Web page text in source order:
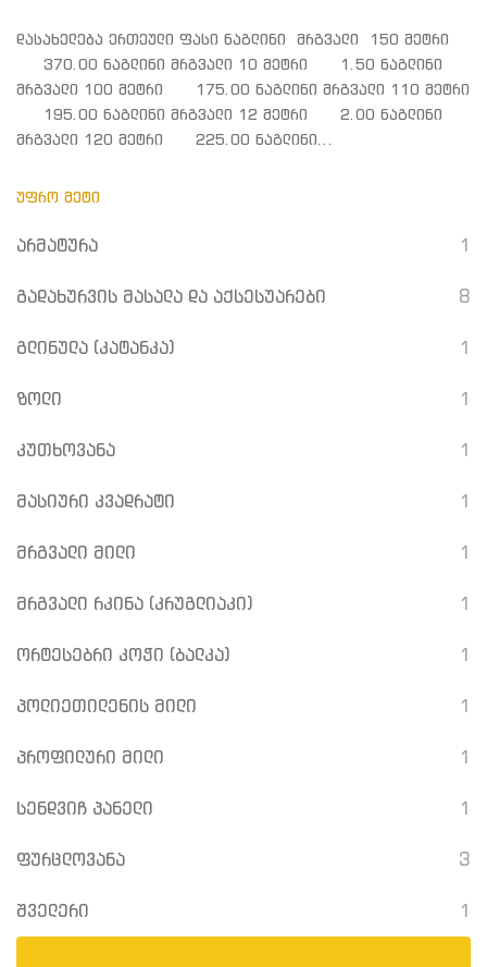
დასახელება ერთეული ფასი ნაგლინი მრგვალი 150 მეტრი
370.00 ნაგლინი მრგვალი 10 მეტრი 1.50 ნაგლინი
მრგვალი 100 მეტრი 175.00 ნაგლინი მრგვალი 110 მეტრი
195.00 ნაგლინი მრგვალი 12 მეტრი 2.00 ნაგლინი
მრგვალი 120 მეტრი 225.00 ნაგლინი...
ᲣᲤᲠᲝ ᲛᲔᲢᲘ
არმატურა 1
გადახურვის მასალა და აქსესუარები 8
გლინულა (კატანკა) 1
ზოლი 1
კუთხოვანა 1
მასიური კვადრატი 1
მრგვალი მილი 1
მრგვალი რკინა (კრუგლიაკი) 1
ორტესებრი კოჭი (ბალკა) 1
პოლიეთილენის მილი 1
პროფილური მილი 1
სენდვიჩ პანელი 1
ფურცლოვანა 3
შველერი 1